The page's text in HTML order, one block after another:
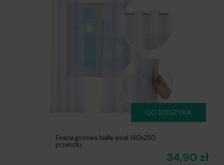
Firana gotowa biała woal 140x250
przelotki
34,90 zł
DO KOSZYKA